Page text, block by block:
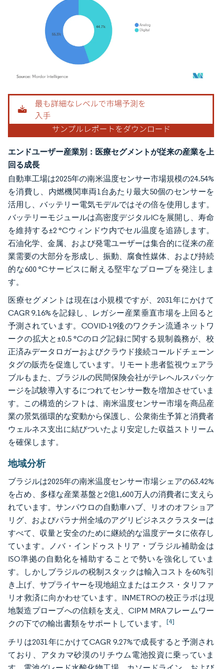
画像 © Mordor Intelligence。再利用にはCC BY 4.0の表示が必要です。
エンドユーザー産業別：医療セグメントが従来の産業を上
回る成長
自動車工場は2025年の南米温度センサー市場規模の24.54%
を消費し、内燃機関車両1台あたり最大50個のセンサーを
活用し、バッテリー電気モデルではその倍を使用します。
バッテリーモジュールは高密度デジタルICを展開し、寿命
を維持する±2 °Cウィンドウ内でセル温度を追跡します。
石油化学、金属、および発電ユーザーは集合的に従来の産
業需要の大部分を形成し、振動、腐食性媒体、および持続
的な600 °Cサービスに耐える堅牢なプローブを発注しま
す。
医療セグメントは現在は小規模ですが、2031年にかけて
CAGR 9.16%を記録し、レガシー産業垂直市場を上回ると
予測されています。COVID-19後のワクチン流通ネットワ
ークの拡大と±0.5 °Cのログ記録に関する規制義務が、校
正済みデータロガーおよびクラウド接続コールドチェーン
タグの販売を促進しています。リモート患者監視ウェアラ
ブルもまた、ブラジルの民間保険会社がテレヘルスパッケ
ージを試験導入するにつれてセンサー数を増加させていま
す。この構造的シフトは、南米温度センサー市場を商品産
業の景気循環的な変動から保護し、公衆衛生予算と消費者
ウェルネス支出に結びついたより安定した収益ストリーム
を確保します。
地域分析
ブラジルは2025年の南米温度センサー市場シェアの63.42%
を占め、多様な産業基盤と2億1,600万人の消費者に支えら
れています。サンパウロの自動車ハブ、リオのオフショア
リグ、およびパラナ州全域のアグリビジネスクラスターは
すべて、収量と安全のために継続的な温度データに依存し
ています。ノバ・インドゥストリア・ブラジル補助金は
ISO準拠の自動化を補助することで勢いを強化していま
す。しかしブラジルの税制スタックは輸入コストを60%引
き上げ、サプライヤーを現地組立またはエクス・タリファ
リオ救済に向かわせています。INMETROの校正ラボは現
地製造プローブへの信頼を支え、CIPM MRAフレームワー
クの下での輸出書類をサポートしています。 [4]
チリは2031年にかけてCAGR 9.27%で成長すると予測され
ており、アタカマ砂漠のリチウム電池投資に乗っていま